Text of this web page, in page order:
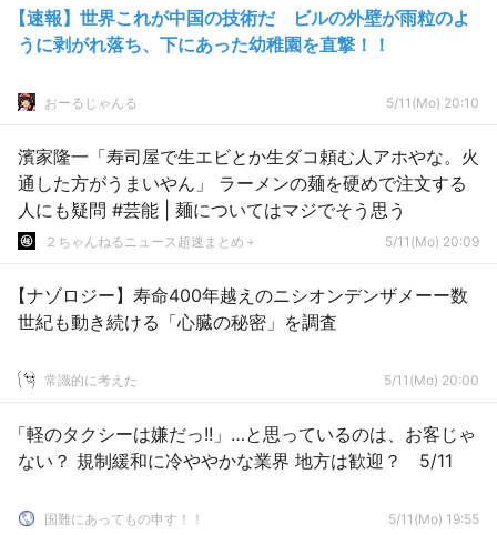
【速報】世界これが中国の技術だ ビルの外壁が雨粒のよ
うに剥がれ落ち、下にあった幼稚園を直撃！！
おーるじゃんる 5/11(Mo) 20:10
濱家隆一「寿司屋で生エビとか生ダコ頼む人アホやな。火
通した方がうまいやん」 ラーメンの麺を硬めで注文する
人にも疑問 #芸能 | 麺についてはマジでそう思う
２ちゃんねるニュース超速まとめ＋ 5/11(Mo) 20:09
【ナゾロジー】寿命400年越えのニシオンデンザメーー数
世紀も動き続ける「心臓の秘密」を調査
常識的に考えた 5/11(Mo) 20:00
「軽のタクシーは嫌だっ!!」…と思っているのは、お客じゃ
ない？ 規制緩和に冷ややかな業界 地方は歓迎？ 5/11
国難にあってもの申す！！ 5/11(Mo) 19:55